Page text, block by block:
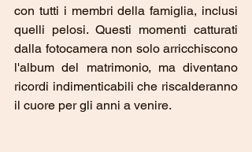
con tutti i membri della famiglia, inclusi
quelli pelosi. Questi momenti catturati
dalla fotocamera non solo arricchiscono
l'album del matrimonio, ma diventano
ricordi indimenticabili che riscalderanno
il cuore per gli anni a venire.